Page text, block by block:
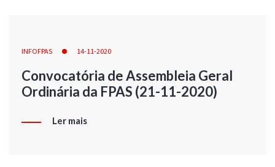
INFOFPAS 14-11-2020
Convocatória de Assembleia Geral
Ordinária da FPAS (21-11-2020)
Ler mais